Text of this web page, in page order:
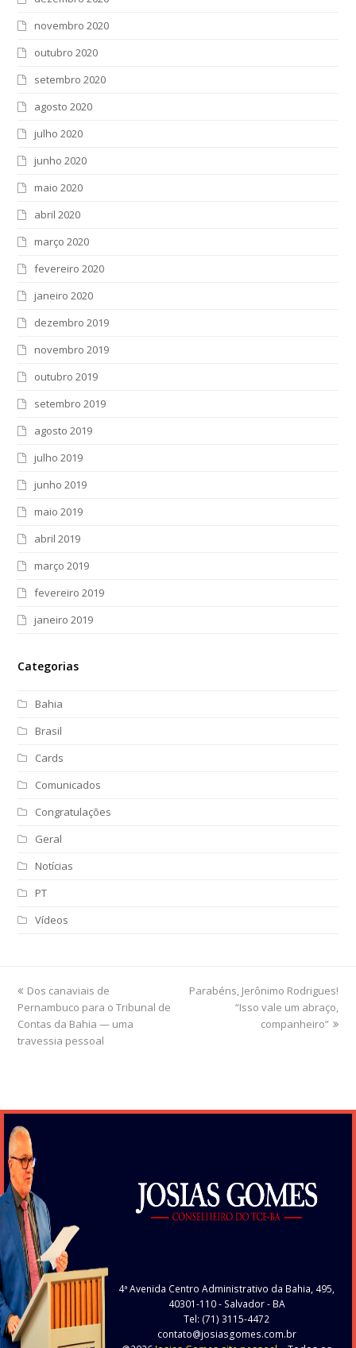
novembro 2020
outubro 2020
setembro 2020
agosto 2020
julho 2020
junho 2020
maio 2020
abril 2020
março 2020
fevereiro 2020
janeiro 2020
dezembro 2019
novembro 2019
outubro 2019
setembro 2019
agosto 2019
julho 2019
junho 2019
maio 2019
abril 2019
março 2019
fevereiro 2019
janeiro 2019
Categorias
Bahia
Brasil
Cards
Comunicados
Congratulações
Geral
Notícias
PT
Vídeos
previous
post:
Dos canaviais de
Pernambuco para o Tribunal de
Contas da Bahia — uma
travessia pessoal
next
Parabéns, Jerônimo Rodrigues!
“Isso vale um abraço,
companheiro”
4ª Avenida Centro Administrativo da Bahia, 495,
40301-110- Salvador - BA
Tel: (71) 3115-4472
contato@josiasgomes.com.br